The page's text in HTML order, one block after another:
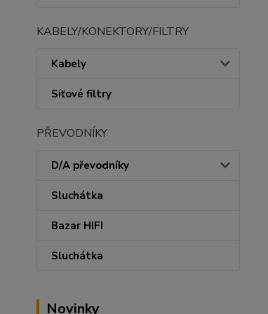
KABELY/KONEKTORY/FILTRY
Kabely
Síťové filtry
PŘEVODNÍKY
D/A převodníky
Sluchátka
Bazar HIFI
Sluchátka
Novinky